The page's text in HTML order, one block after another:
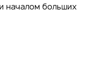
началом больших